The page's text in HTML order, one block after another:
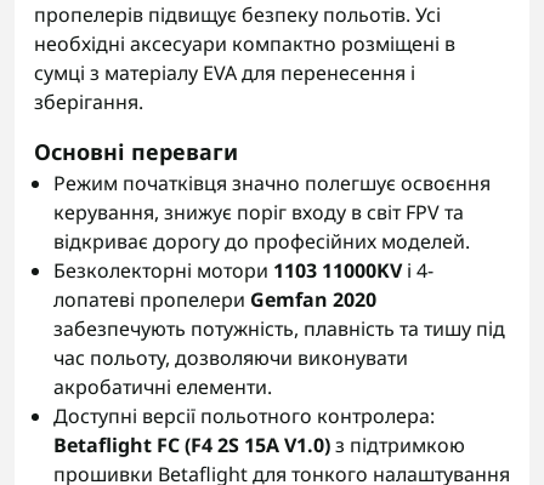
пропелерів підвищує безпеку польотів. Усі
необхідні аксесуари компактно розміщені в
сумці з матеріалу EVA для перенесення і
зберігання.
Основні переваги
Режим початківця значно полегшує освоєння
керування, знижує поріг входу в світ FPV та
відкриває дорогу до професійних моделей.
Безколекторні мотори 1103 11000KVі 4-
лопатеві пропелери Gemfan 2020
забезпечують потужність, плавність та тишу під
час польоту, дозволяючи виконувати
акробатичні елементи.
Доступні версії польотного контролера:
Betaflight FC (F4 2S 15A V1.0)з підтримкою
прошивки Betaflight для тонкого налаштування